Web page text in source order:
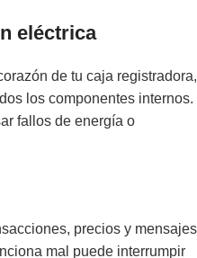
eléctrica
de tu caja registradora,
los componentes internos.
fallos de energía o
precios y mensajes
mal puede interrumpir